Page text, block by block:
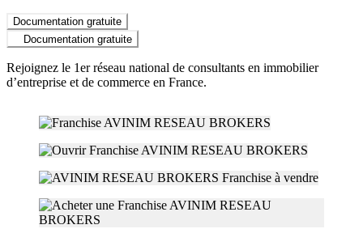
Documentation gratuite
Documentation gratuite
Rejoignez le 1er réseau national de consultants en immobilier
d’entreprise et de commerce en France.